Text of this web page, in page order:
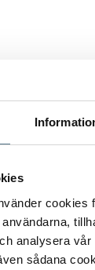
cookies
analysera vår
sådana